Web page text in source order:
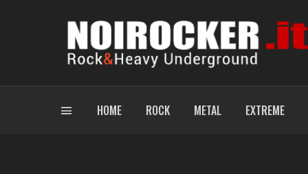
HOME ROCK METAL EXTREME